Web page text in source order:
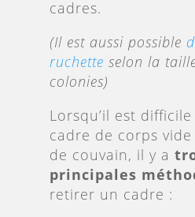
cadres.
(Il est aussi possible
ruchette selon la
colonies)
Lorsqu’il est
cadre de corps
de couvain, il y a
principales
retirer un cadre :